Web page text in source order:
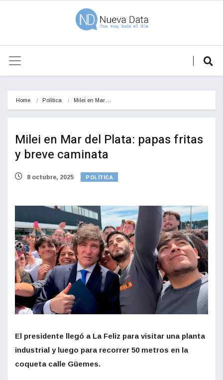
Home Política Milei en Mar…
Milei en Mar del Plata: papas fritas
y breve caminata
8 octubre, 2025 POLÍTICA
El presidente llegó a La Feliz para visitar una planta
industrial y luego para recorrer 50 metros en la
coqueta calle Güemes.